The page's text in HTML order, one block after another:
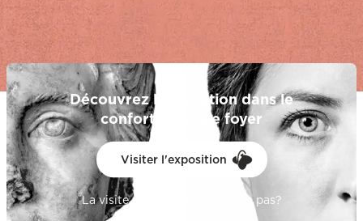
Découvrez l'exposition dans le
confort de votre foyer
Visiter l'exposition
La visite virtuelle ne se charge pas?
Ce lien ouvrira dans une